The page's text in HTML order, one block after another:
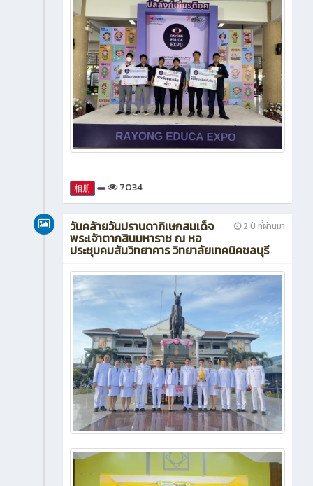
相册 7034
2 ปี ที่ผ่านมา
วันคล้ายวันปราบดาภิเษกสมเด็จ
พระเจ้าตากสินมหาราช ณ หอ
ประชุมคมสันวิทยาคาร วิทยาลัยเทคนิคชลบุรี